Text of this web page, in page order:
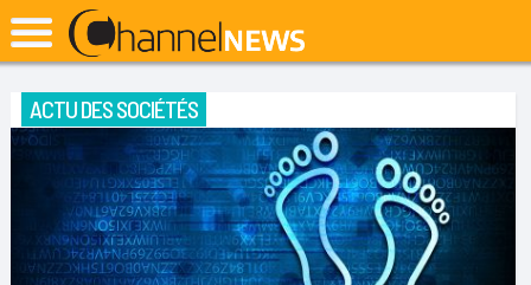
ACTU DES SOCIÉTÉS